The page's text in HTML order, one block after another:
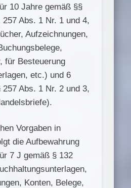
10 Jahre gemäß §§
257 Abs. 1 Nr. 1 und 4,
Aufzeichnungen,
für Besteuerung
etc.) und 6
Abs. 1 Nr. 2 und 3,
Vorgaben in
die Aufbewahrung
7 J gemäß § 132
Konten, Belege,